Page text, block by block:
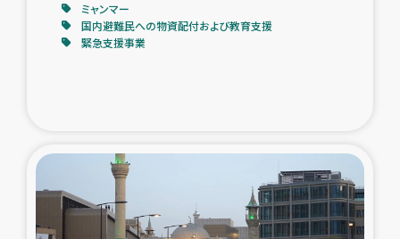
ミャンマー
国内避難民への物資配付および教育支援
緊急支援事業